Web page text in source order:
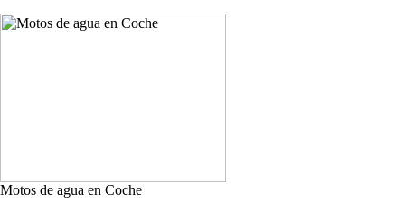
Motos de agua en Coche